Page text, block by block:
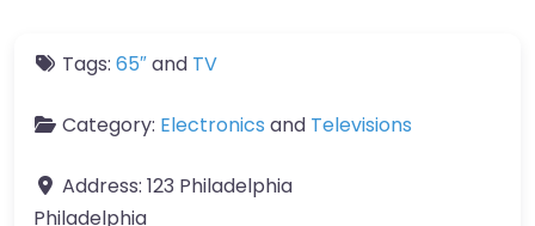
Tags: 65″and TV
Category: Electronics and Televisions
Address: 123 Philadelphia
Philadelphia